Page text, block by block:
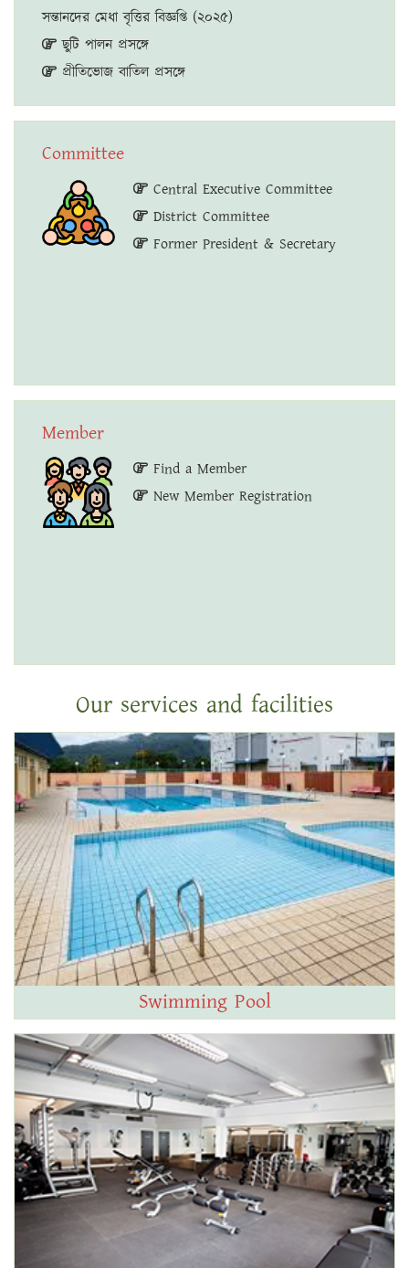
সন্তানদের মেধা বৃত্তির বিজ্ঞপ্তি (২০২৫)
ছুটি পালন প্রসঙ্গে
প্রীতিভোজ বাতিল প্রসঙ্গে
Committee
Central Executive Committee
District Committee
Former President & Secretary
Member
Find a Member
New Member Registration
Our services and facilities
Swimming Pool